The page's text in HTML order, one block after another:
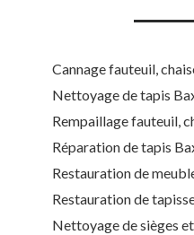
Cannage fauteuil,
Nettoyage de tapis
Rempaillage fauteuil,
Réparation de tapis
Restauration de
Restauration de
Nettoyage de sièges